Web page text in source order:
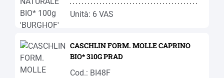
Unità: 6 VAS
CASCHLIN FORM. MOLLE CAPRINO
BIO* 310G PRAD
Cod.: BI48F